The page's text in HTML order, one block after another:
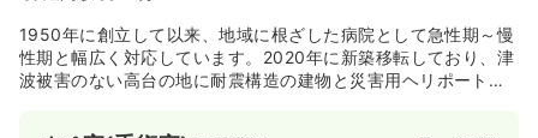
1950年に創立して以来、地域に根ざした病院として急性期～慢
性期と幅広く対応しています。2020年に新築移転しており、津
波被害のない高台の地に耐震構造の建物と災害用ヘリポート、